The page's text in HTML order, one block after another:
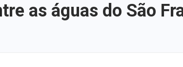
as águas do São